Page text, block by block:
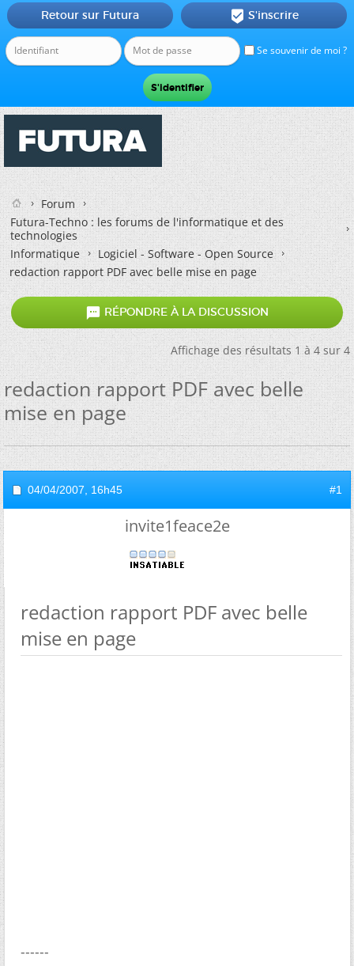
Se souvenir de moi ?
Retour sur Futura  S'inscrire
Forum
Futura-Techno : les forums de l'informatique et des
technologies
Informatique
Logiciel - Software - Open Source
redaction rapport PDF avec belle mise en page
 RÉPONDRE À LA DISCUSSION
Affichage des résultats 1 à 4 sur 4
redaction rapport PDF avec belle
mise en page
04/04/2007, 16h45 #1
invite1feace2e
redaction rapport PDF avec belle
mise en page
------